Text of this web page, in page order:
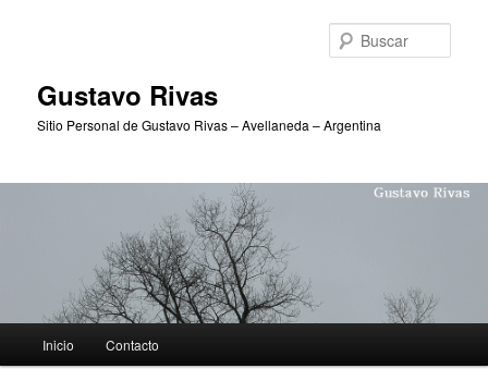
Gustavo Rivas
Sitio Personal de Gustavo Rivas – Avellaneda – Argentina
principal
Inicio Contacto